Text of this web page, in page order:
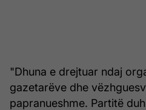
"Dhuna e drejtuar ndaj
gazetarëve dhe
papranueshme. Partitë